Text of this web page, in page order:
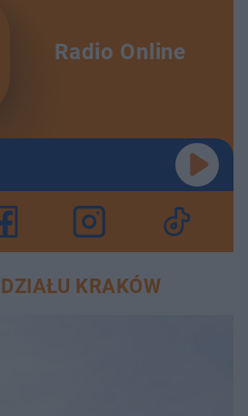
Radio Online
KRAKÓW